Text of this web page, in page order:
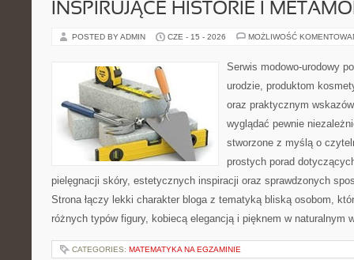
INSPIRUJĄCE HISTORIE I
POSTED BY ADMIN CZE - 15 - 2026 MOŻLIWOŚĆ
Serwis modowo-urodowy
urodzie, produktom
oraz praktycznym
wyglądać pewnie
stworzone z myślą o
prostych porad
pielęgnacji skóry, estetycznych inspiracji oraz sprawdzonych
Strona łączy lekki charakter bloga z tematyką bliską osobom,
różnych typów figury, kobiecą elegancją i pięknem w naturalnym
CATEGORIES: MATEMATYKA NA EGZAMINIE